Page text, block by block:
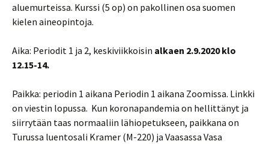
aluemurteissa. Kurssi (5 op) on pakollinen osa suomen
kielen aineopintoja.
Aika: Periodit 1 ja 2, keskiviikkoisin alkaen 2.9.2020 klo
12.15-14.
Paikka: periodin 1 aikana Periodin 1 aikana Zoomissa. Linkki
on viestin lopussa. Kun koronapandemia on hellittänyt ja
siirrytään taas normaaliin lähiopetukseen, paikkana on
Turussa luentosali Kramer (M-220) ja Vaasassa Vasa